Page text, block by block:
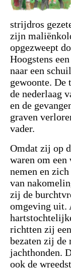
strijdros
zijn
opgezweept
Hoogstens
naar een
gewoonte.
de nederlaag
en de
graven
vader.
Omdat zij op
waren om een
nemen en
van
zij de
omgeving uit.
richtten zij
bezaten zij de
jachthonden.
ook de